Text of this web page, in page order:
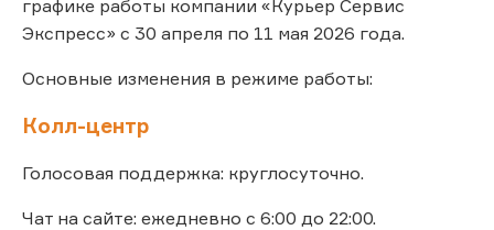
графике работы компании «Курьер Сервис
Экспресс» с 30 апреля по 11 мая 2026 года.
Основные изменения в режиме работы:
Колл-центр
Голосовая поддержка: круглосуточно.
Чат на сайте: ежедневно с 6:00 до 22:00.